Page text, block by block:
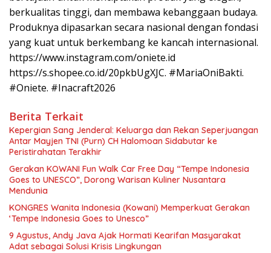
berkualitas tinggi, dan membawa kebanggaan budaya.
Produknya dipasarkan secara nasional dengan fondasi
yang kuat untuk berkembang ke kancah internasional.
https://www.instagram.com/oniete.id
https://s.shopee.co.id/20pkbUgXJC. #MariaOniBakti.
#Oniete. #Inacraft2026
Berita Terkait
Kepergian Sang Jenderal: Keluarga dan Rekan Seperjuangan
Antar Mayjen TNI (Purn) CH Halomoan Sidabutar ke
Peristirahatan Terakhir
Gerakan KOWANI Fun Walk Car Free Day “Tempe Indonesia
Goes to UNESCO”, Dorong Warisan Kuliner Nusantara
Mendunia
KONGRES Wanita Indonesia (Kowani) Memperkuat Gerakan
‘Tempe Indonesia Goes to Unesco”
9 Agustus, Andy Java Ajak Hormati Kearifan Masyarakat
Adat sebagai Solusi Krisis Lingkungan